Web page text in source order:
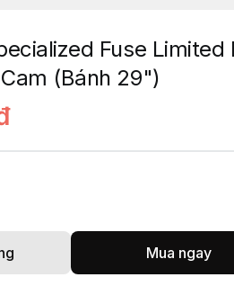
Fuse Limited
(Bánh 29")
Mua ngay